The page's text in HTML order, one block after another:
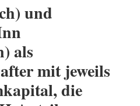
und
als
mit jeweils
die